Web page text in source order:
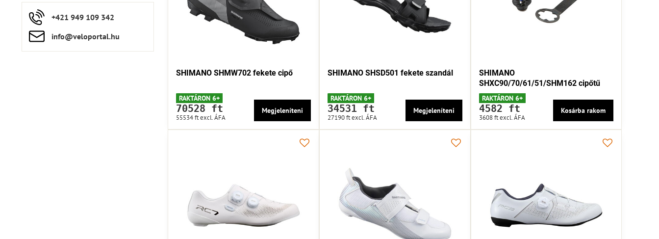
SHIMANO SHMW702 fekete cipő
RAKTÁRON 6+
70528 ft
55534 ftexcl. ÁFA
Megjeleníteni
SHIMANO SHSD501 fekete szandál
RAKTÁRON 6+
34531 ft
27190 ftexcl. ÁFA
Megjeleníteni
SHIMANO
SHXC90/70/61/51/SHM162 cipőtű
RAKTÁRON 6+
4582 ft
3608 ftexcl. ÁFA
Kosárba rakom
+421 949 109 342
info​​@veloportal​.hu